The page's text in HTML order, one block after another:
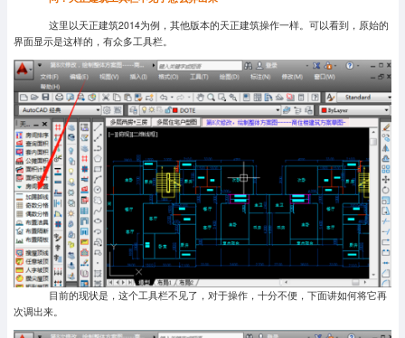
这里以天正建筑2014为例，其他版本的天正建筑操作一样。可以看到，原始的
界面显示是这样的，有众多工具栏。
目前的现状是，这个工具栏不见了，对于操作，十分不便，下面讲如何将它再
次调出来。